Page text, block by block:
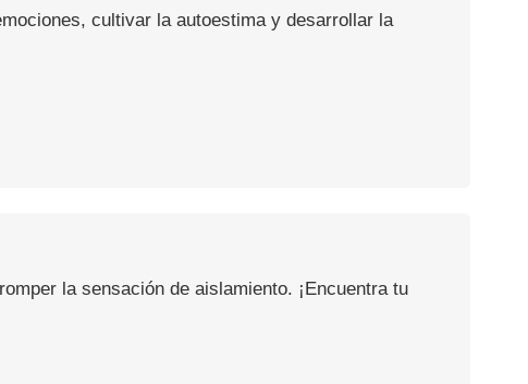
cultivar la autoestima y desarrollar la
la sensación de aislamiento. ¡Encuentra tu